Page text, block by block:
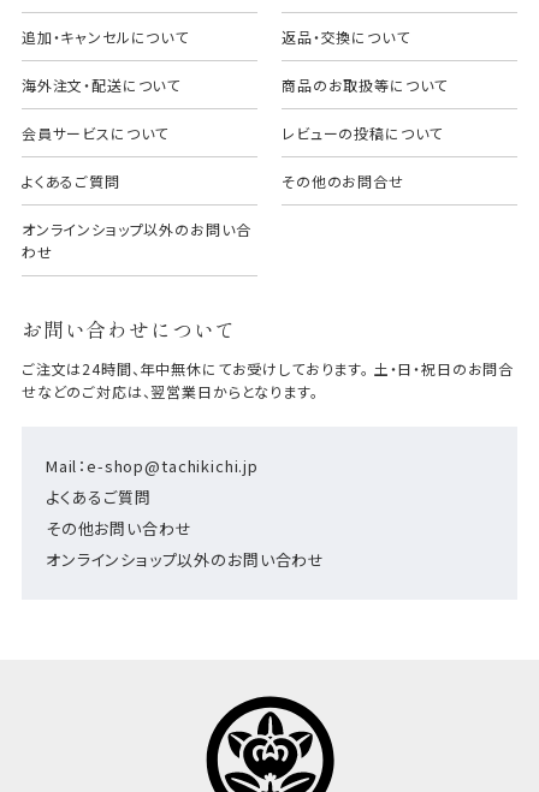
追加・キャンセルについて 返品・交換について
海外注文・配送について 商品のお取扱等について
会員サービスについて レビューの投稿について
よくあるご質問 その他のお問合せ
オンラインショップ以外のお問い合
わせ
お問い合わせについて
Mail：e-shop@tachikichi.jp
よくあるご質問
その他お問い合わせ
オンラインショップ以外のお問い合わせ
ご注文は24時間、年中無休にてお受けしております。 土・日・祝日のお問合
せなどのご対応は、翌営業日からとなります。